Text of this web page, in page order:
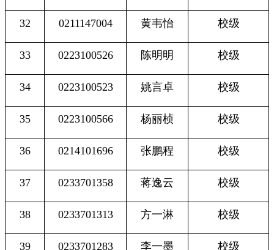
32 0211147004 黄韦怡 校级
33 0223100526 陈明明 校级
34 0223100523 姚言卓 校级
35 0223100566 杨丽桢 校级
36 0214101696 张鹏程 校级
37 0233701358 蒋逸云 校级
38 0233701313 方一淋 校级
39 0233701283 李一墨 校级